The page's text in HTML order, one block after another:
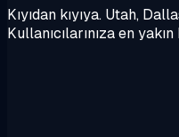
Kıyıdan kıyıya. Utah,
Kullanıcılarınıza en